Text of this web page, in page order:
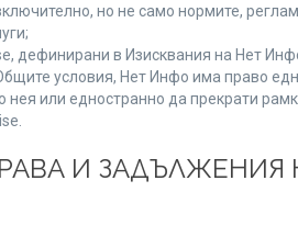
но не само нормите,
дефинирани в Изисквания на Нет
условия, Нет Инфо има право
или едностранно да прекрати
И